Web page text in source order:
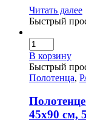
Читать далее
Быстрый
В корзину
Быстрый
Полотенца,
45х90 см,